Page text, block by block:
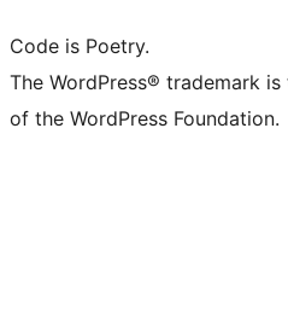
Code is Poetry.
The WordPress® trademark
of the WordPress Foundation.